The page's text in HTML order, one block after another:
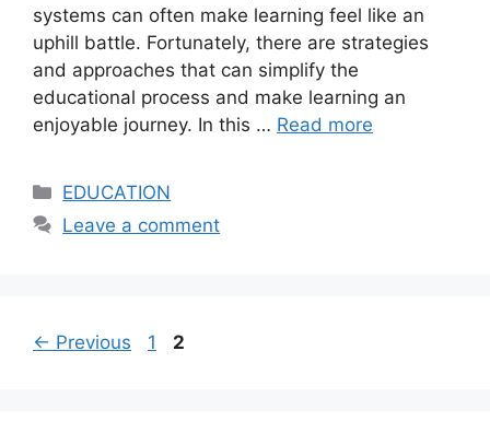
systems can often make learning feel like an
uphill battle. Fortunately, there are strategies
and approaches that can simplify the
educational process and make learning an
enjoyable journey. In this … Read more
Categories
EDUCATION
Leave a comment
← Previous Page
1 Page
2